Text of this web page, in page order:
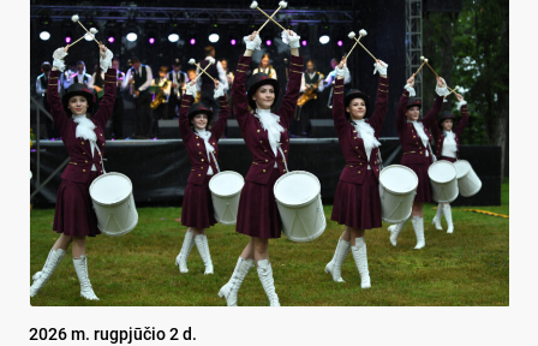
2026 m. rugpjūčio 2 d.